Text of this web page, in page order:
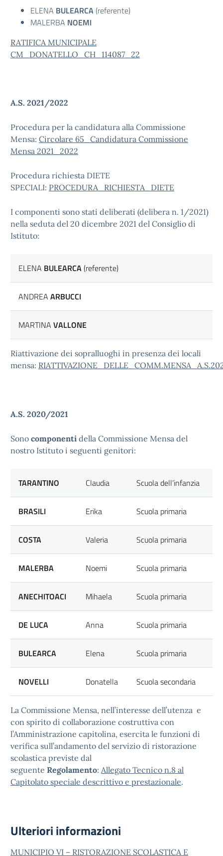
ELENA BULEARCA (referente)
MALERBA NOEMI
RATIFICA MUNICIPALE
CM_DONATELLO_CH_114087_22
A.S. 2021/2022
Procedura per la candidatura alla Commissione
Mensa: Circolare 65_Candidatura Commissione
Mensa 2021_2022
Procedura richiesta DIETE
SPECIALI: PROCEDURA_RICHIESTA_DIETE
I componenti sono stati deliberati (delibera n. 1/2021)
nella seduta del 20 dicembre 2021 del Consiglio di
Istituto:
ELENA BULEARCA(referente)
ANDREA ARBUCCI
MARTINA VALLONE
Riattivazione dei sopralluoghi in presenza dei locali
mensa:
A.S. 2020/2021
Sono componenti della Commissione Mensa del
nostro Istituto i seguenti genitori:
TARANTINO Claudia Scuola dell’infanzia
BRASILI Erika Scuola primaria
COSTA Valeria Scuola primaria
MALERBA Noemi Scuola primaria
ANECHITOACI Mihaela Scuola primaria
DE LUCA Anna Scuola primaria
BULEARCA Elena Scuola primaria
NOVELLI Donatella Scuola secondaria
La Commissione Mensa, nell’interesse dell’utenza e
con spirito di collaborazione costruttiva con
l’Amministrazione capitolina, esercita le funzioni di
verifica sull’andamento del servizio di ristorazione
scolastica previste dal
seguente Regolamento: Allegato Tecnico n.8 al
Capitolato speciale descrittivo e prestazionale.
Ulteriori informazioni
MUNICIPIO VI – RISTORAZIONE SCOLASTICA E